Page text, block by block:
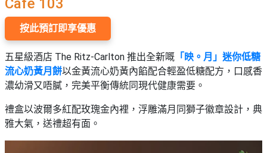
Cafe 103
按此預訂即享優惠
五星級酒店 The Ritz-Carlton 推出全新嘅 「映。月」迷你低糖
流心奶黃月餅以金黃流心奶黃內餡配合輕盈低糖配方，口感香
濃幼滑又唔膩，完美平衡傳統同現代健康需要。
禮盒以波爾多紅配玫瑰金內裡，浮雕滿月同獅子徽章設計，典
雅大氣，送禮超有面。